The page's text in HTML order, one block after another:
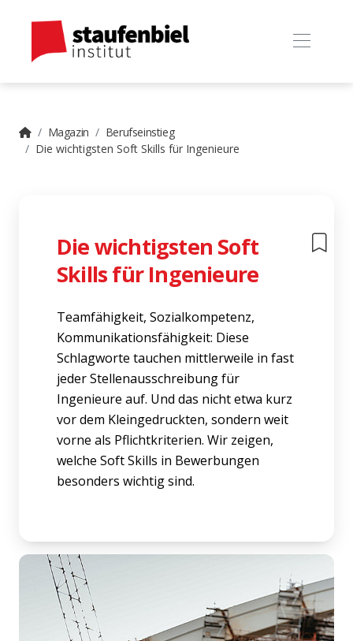
Magazin
Berufseinstieg
Die wichtigsten Soft Skills für Ingenieure
Die wichtigsten Soft
Skills für Ingenieure
Teamfähigkeit, Sozialkompetenz,
Kommunikationsfähigkeit: Diese
Schlagworte tauchen mittlerweile in fast
jeder Stellenausschreibung für
Ingenieure auf. Und das nicht etwa kurz
vor dem Kleingedruckten, sondern weit
vorne als Pflichtkriterien. Wir zeigen,
welche Soft Skills in Bewerbungen
besonders wichtig sind.